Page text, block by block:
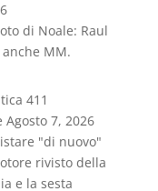
di Noale: Raul
MM.
411
Agosto 7, 2026
"di nuovo"
rivisto della
e la sesta